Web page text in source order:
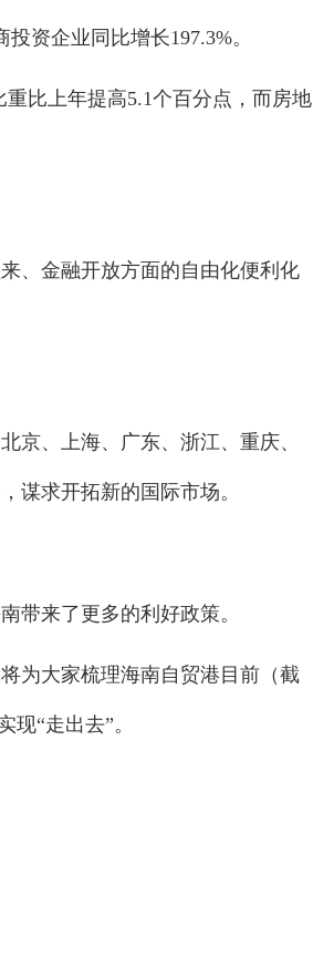
资企业同比增长197.3%。
比上年提高5.1个百分点，而房地
、金融开放方面的自由化便利化
京、上海、广东、浙江、重庆、
谋求开拓新的国际市场。
带来了更多的利好政策。
为大家梳理海南自贸港目前（截
“走出去”。